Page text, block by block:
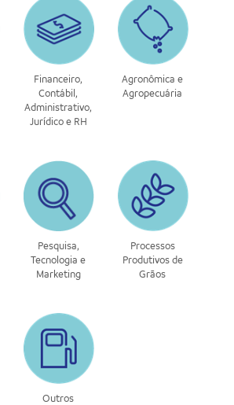
Financeiro,
Contábil,
Administrativo,
Jurídico e RH
Agronômica e
Agropecuária
Pesquisa,
Tecnologia e
Marketing
Processos
Produtivos de
Grãos
Outros